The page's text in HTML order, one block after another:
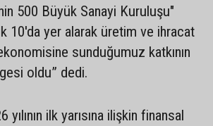
500 Büyük Sanayi Kuruluşu"
10'da yer alarak üretim ve ihracat
sunduğumuz katkının
oldu” dedi.
ilk yarısına ilişkin finansal